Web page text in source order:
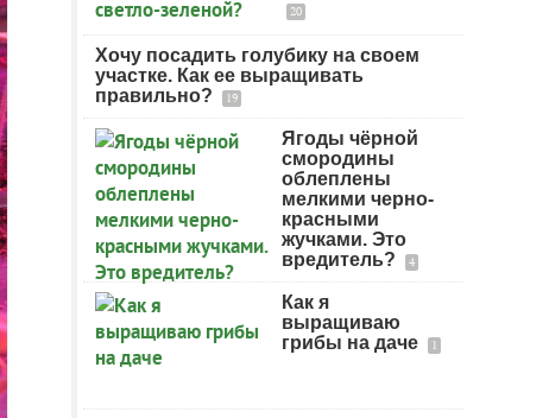
20
Хочу посадить голубику на своем
участке. Как ее выращивать
правильно?
19
Ягоды чёрной
смородины
облеплены
мелкими черно-
красными
жучками. Это
вредитель?
4
Как я
выращиваю
грибы на даче
1